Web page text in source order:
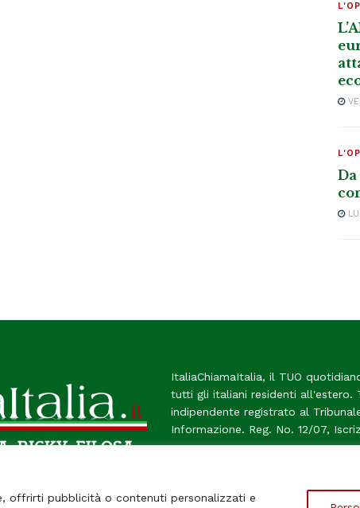
offrirti pubblicità o contenuti personalizzati e
Da
ItaliaChiamaItalia, il TUO
tutti gli italiani residenti all'estero.
indipendente registrato al
Informazione. Reg. No. 12/07,